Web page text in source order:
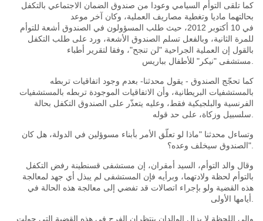
كما تلقى التوأم السيامي وعودا من صندوق الضمان الاجتماعي بالتكفل
بحالتهما ماديا وتغطية مصاريف العملية، وكان آخر موعد
في 10 أكتوبر 2012،
حيث طلب المسؤولون في الصندوق أشعة للتوأم
للمرة الثانية، وبالفعل تسلم الصندوق الأشعة، ورد على طلب التكفل
بالقول إن العملية الجراحية "لن تنجح"، وفقا لتقرير أطباء
مستشفى "نيكر "
كما تحجّج الصندوق - يقول محدثنا- بعدم وجود اتفاقيات تربطه
بالمستشفيات البريطانية، وأن الاتفاقيات الموجودة تربطه بالمستشفيات
الفرنسية والبلجيكية فقط، وعليه يتعذّر على الصندوق التكفل بحالة
وتساءل محدثنا "ماذا لو تعلّق الأمر بأبناء مسوؤلين في الدولة، هل كان
الصندوق سيخلف وعده؟".
وقال والد التوأم، السيد أمقران، إن مستشفى قسنطينة رفض التكفل
بالتوأم لحظة ولادتهما، وبرأيه فإن المستشفى لم يبذل أي جهد لمعالجة
هذه القضية ولو بإجراء اتصالات قد تفضي إلى معالجة هذه الحالة في
وإلى اللحظة لا يزال الوالدان ينتظران الفرج في هذه القضية التي حولت